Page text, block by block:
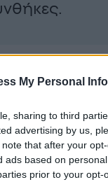
My Personal
sharing to third
advertising by us,
that after your
ads based on
prior to your
της Τετάρτης,
τις αρχές.
του Δήμου,
της